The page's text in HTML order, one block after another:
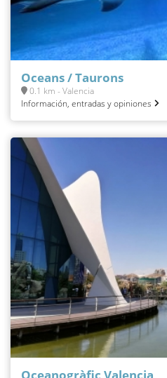
Oceans / Taurons
0.1 km - Valencia
Información, entradas y opiniones